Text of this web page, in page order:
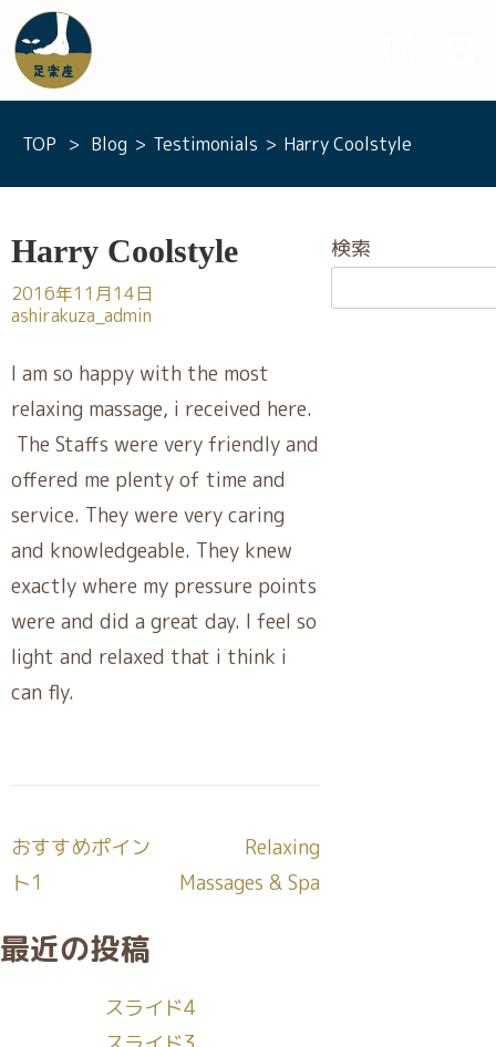
のふくらはぎと全身もみほぐし
TOP > Blog > Testimonials > Harry Coolstyle
Harry Coolstyle
2016年11月14日
ashirakuza_admin
I am so happy with the most
relaxing massage, i received here.
The Staffs were very friendly and
offered me plenty of time and
service. They were very caring
and knowledgeable. They knew
exactly where my pressure points
were and did a great day. I feel so
light and relaxed that i think i
can fly.
投
稿
ビ
おすすめポイン
ト1
Relaxing
Massages & Spa
検索
最近の投稿
スライド4